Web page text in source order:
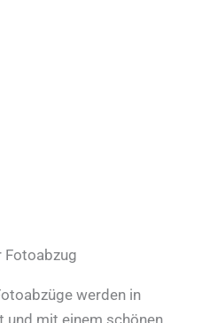
Fotoabzug
werden in
mit einem schönen